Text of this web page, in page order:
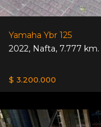
Yamaha Ybr 125
2022, Nafta, 7.777 km.
$ 3.200.000